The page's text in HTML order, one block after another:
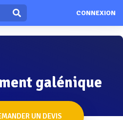
CONNEXION
galénique
UN DEVIS